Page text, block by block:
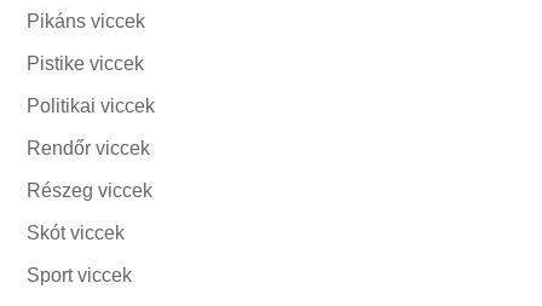
Pikáns viccek
Pistike viccek
Politikai viccek
Rendőr viccek
Részeg viccek
Skót viccek
Sport viccek